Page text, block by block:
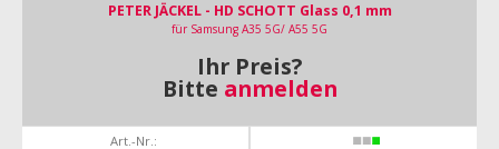
PETER JÄCKEL - HD SCHOTT Glass 0,1 mm
für Samsung A35 5G/ A55 5G
Ihr Preis?
Bitte anmelden
Art.-Nr.: